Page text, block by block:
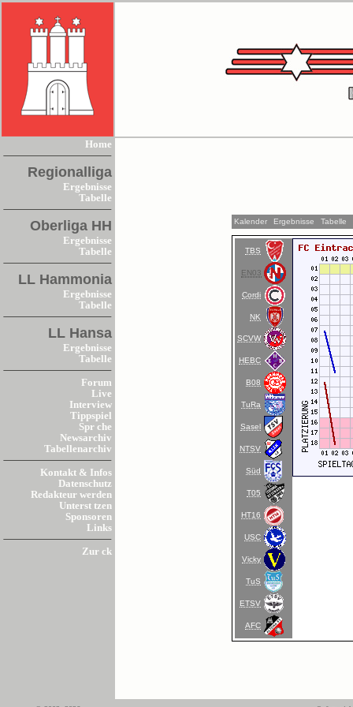
Home
Regionalliga
Ergebnisse
Tabelle
Oberliga HH
Ergebnisse
Tabelle
LL Hammonia
Ergebnisse
Tabelle
LL Hansa
Ergebnisse
Tabelle
Forum
Live
Interview
Tippspiel
Spr che
Newsarchiv
Tabellenarchiv
Kontakt & Infos
Datenschutz
Redakteur werden
Unterst tzen
Sponsoren
Links
Zur ck
Kalender Ergebnisse Tabelle
TBS
EN03
Cordi
NK
SCVW
HEBC
B08
TuRa
Sasel
NTSV
Süd
T05
HT16
USC
Vicky
TuS
ETSV
AFC